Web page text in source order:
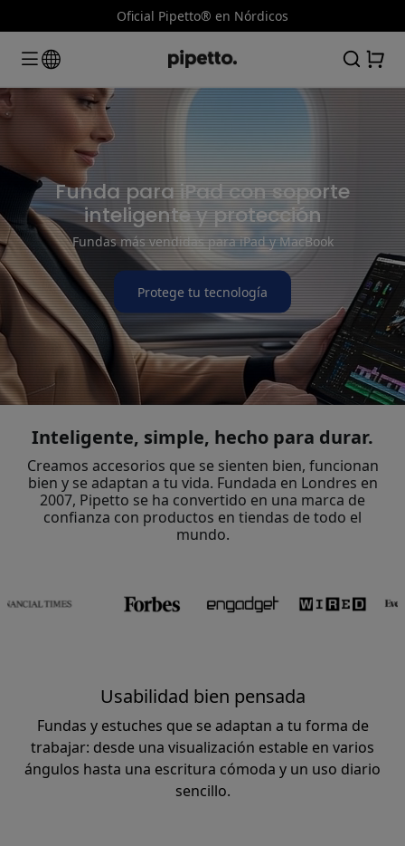
Oficial Pipetto® en Nórdicos
Funda para iPad con soporte
inteligente y protección
Fundas más vendidas para iPad y MacBook
Protege tu tecnología
Inteligente, simple, hecho para durar.
Creamos accesorios que se sienten bien, funcionan
bien y se adaptan a tu vida. Fundada en Londres en
2007, Pipetto se ha convertido en una marca de
confianza con productos en tiendas de todo el
mundo.
Usabilidad bien pensada
Fundas y estuches que se adaptan a tu forma de
trabajar: desde una visualización estable en varios
ángulos hasta una escritura cómoda y un uso diario
sencillo.